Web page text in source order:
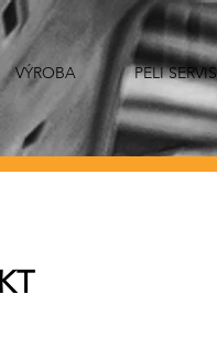
VÝROBA PELI SERVIS